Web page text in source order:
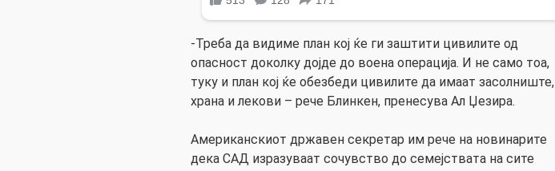
-Треба да видиме план кој ќе ги заштити цивилите од
опасност доколку дојде до воена операција. И не само тоа,
туку и план кој ќе обезбеди цивилите да имаат засолниште,
храна и лекови – рече Блинкен, пренесува Ал Џезира.
Американскиот државен секретар им рече на новинарите
дека САД изразуваат сочувство до семејствата на сите